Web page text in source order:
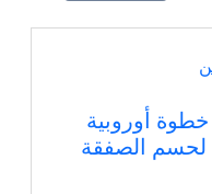
أوروبية
لحسم الصفقة